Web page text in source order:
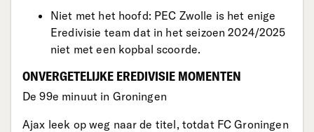
Niet met het hoofd: PEC Zwolle is het enige
Eredivisie team dat in het seizoen 2024/2025
niet met een kopbal scoorde.
ONVERGETELIJKE EREDIVISIE MOMENTEN
De 99e minuut in Groningen
Ajax leek op weg naar de titel, totdat FC Groningen